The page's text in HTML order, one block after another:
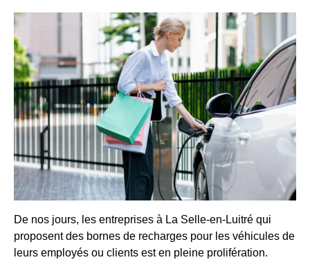
De nos jours, les entreprises à La Selle-en-Luitré qui
proposent des bornes de recharges pour les véhicules de
leurs employés ou clients est en pleine prolifération.